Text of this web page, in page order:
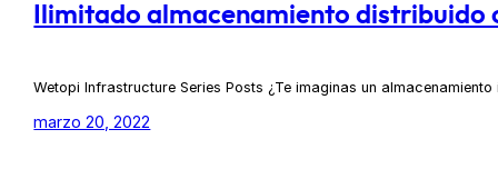
Ilimitado almacenamiento distribuido
Wetopi Infrastructure Series Posts ¿Te imaginas un
marzo 20, 2022